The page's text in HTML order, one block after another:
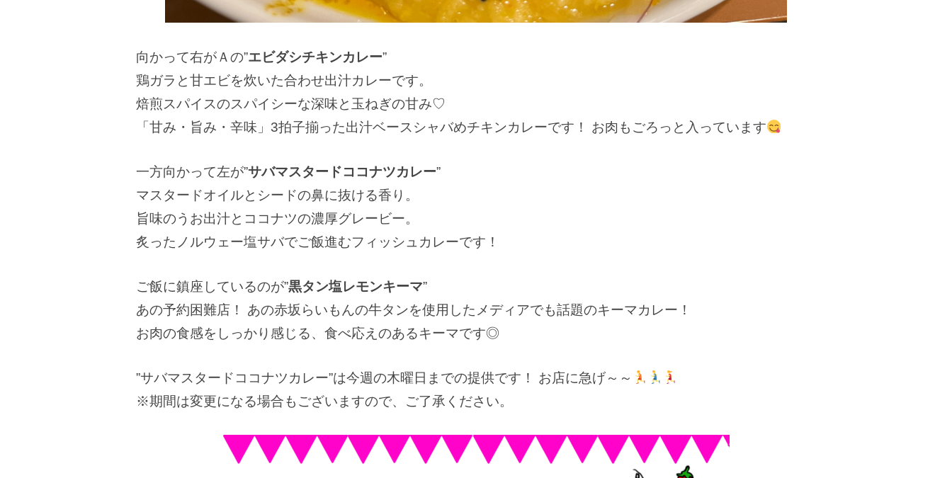
向かって右がＡの”エビダシチキンカレー”
鶏ガラと甘エビを炊いた合わせ出汁カレーです。
焙煎スパイスのスパイシーな深味と玉ねぎの甘み♡
「甘み・旨み・辛味」3拍子揃った出汁ベースシャバめチキンカレーです！ お肉もごろっと入っています
一方向かって左が”サバマスタードココナツカレー”
マスタードオイルとシードの鼻に抜ける香り。
旨味のうお出汁とココナツの濃厚グレービー。
炙ったノルウェー塩サバでご飯進むフィッシュカレーです！
ご飯に鎮座しているのが”黒タン塩レモンキーマ”
あの予約困難店！ あの赤坂らいもんの牛タンを使用したメディアでも話題のキーマカレー！
お肉の食感をしっかり感じる、食べ応えのあるキーマです◎
”サバマスタードココナツカレー”は今週の木曜日までの提供です！ お店に急げ～～
※期間は変更になる場合もございますので、ご了承ください。